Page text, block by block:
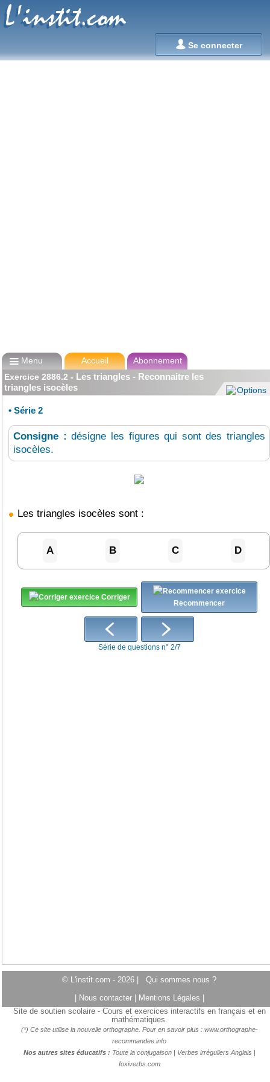
Se connecter
L'instit.com
L'instit.com
Menu Accueil
Abonnement
Exercice 2886.2 - Les triangles - Reconnaitre les
triangles isocèles
Options
• Série 2
Consigne :désigne les figures qui sont des triangles
isocèles.
Les triangles isocèles sont :
A B C D
Corriger
Recommencer
Série de questions n° 2/7
© L'instit.com - 2026 | Qui sommes nous ?
Nous contacter Mentions Légales
Site de soutien scolaire - Cours et exercices interactifs en français et en
mathématiques.
(*) Ce site utilise la nouvelle orthographe. Pour en savoir plus : www.orthographe-
recommandee.info
Nos autres sites éducatifs : Toute la conjugaison| Verbes irréguliers Anglais
foxiverbs.com